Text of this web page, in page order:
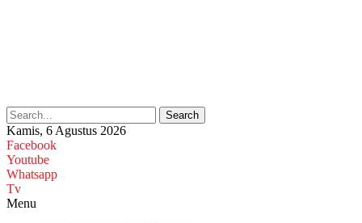
Search
Kamis, 6 Agustus 2026
Facebook
Youtube
Whatsapp
Tv
Menu